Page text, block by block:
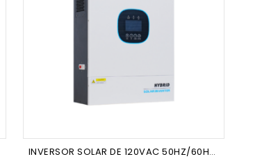
INVERSOR SOLAR DE 120VAC 50HZ/60HZ AMPINVT